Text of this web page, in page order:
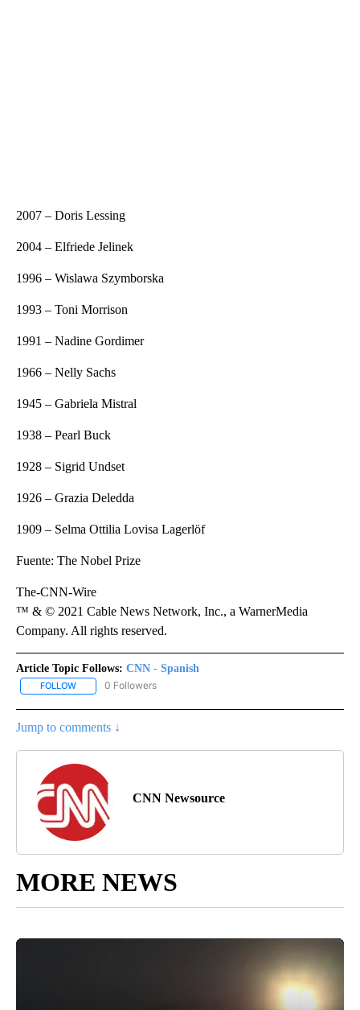
2007 – Doris Lessing
2004 – Elfriede Jelinek
1996 – Wislawa Szymborska
1993 – Toni Morrison
1991 – Nadine Gordimer
1966 – Nelly Sachs
1945 – Gabriela Mistral
1938 – Pearl Buck
1928 – Sigrid Undset
1926 – Grazia Deledda
1909 – Selma Ottilia Lovisa Lagerlöf
Fuente: The Nobel Prize
The-CNN-Wire
™ & © 2021 Cable News Network, Inc., a WarnerMedia
Company. All rights reserved.
Article Topic Follows: CNN - Spanish
FOLLOW FOLLOW "CNN - SPANISH" TO RECEIVE NOTIFICATIONS ABOUT
0 Followers
Jump to comments ↓
CNN Newsource
MORE NEWS